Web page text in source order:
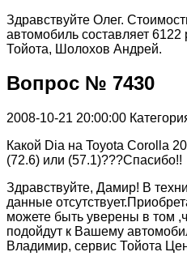
Здравствуйте Олег.
автомобиль составляет
Тойота, Шолохов Андрей.
Вопрос № 7430
2008-10-21 20:00:00
Какой Dia на Toyota Corolla
(72.6) или (57.1)???Спасибо!!
Здравствуйте, Дамир! В
данные
можете быть уверены в том
подойдут к Вашему
Владимир, сервис Тойота